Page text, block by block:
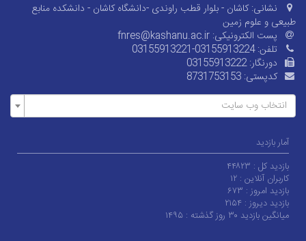
نشانی: کاشان - بلوار قطب راوندی -دانشگاه کاشان - دانشکده منابع
طبیعی و علوم زمین
پست الکترونیکی: fnres@kashanu.ac.ir
تلفن:03155913221-03155913224
دورنگار:03155913222
کدپستی: 8731753153
انتخاب وب سایت
آمار بازدید
بازدید کل : ۴۴۸۲۳
کاربران آنلاین : ۱۲
بازدید امروز : ۶۷۳
بازدید دیروز : ۲۱۵۴
میانگین بازدید ۳۰ روز گذشته :
۱۴۹۵